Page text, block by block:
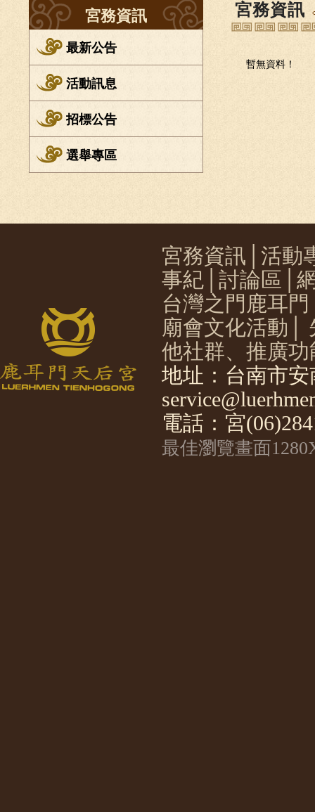
宮務資訊
最新公告
活動訊息
招標公告
選舉專區
宮務資訊
暫無資料！
宮務資訊
活動
事紀
討論區
台灣之門鹿耳門
廟會文化活動
他社群、推廣功
地址：台南市
電話：宮
最佳瀏覽畫面